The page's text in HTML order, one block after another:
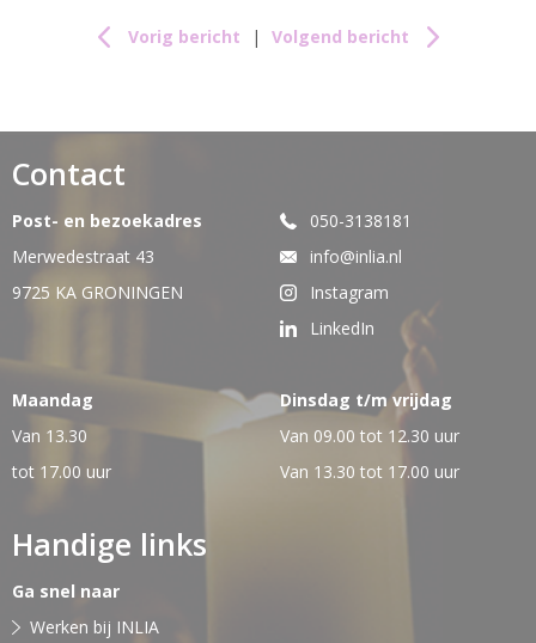
Vorig bericht | Volgend bericht
Contact
Post- en bezoekadres
Merwedestraat 43
9725 KA GRONINGEN
050-3138181
info@inlia.nl
Instagram
LinkedIn
Maandag
Van 13.30
tot 17.00 uur
Dinsdag t/m vrijdag
Van 09.00 tot 12.30 uur
Van 13.30 tot 17.00 uur
Handige links
Ga snel naar
Werken bij INLIA